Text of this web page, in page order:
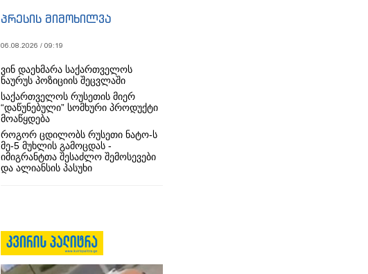
პრესის მიმოხილვა
06.08.2026 / 09:19
ვინ დაეხმარა საქართველოს
ნაურუს პოზიციის შეცვლაში
საქართველოს რუსეთის მიერ
“დაწუნებული” სომხური პროდუქტი
მოაწყდება
როგორ ცდილობს რუსეთი ნატო-ს
მე-5 მუხლის გამოცდას -
იმიგრანტთა შესაძლო შემოსევები
და ალიანსის პასუხი